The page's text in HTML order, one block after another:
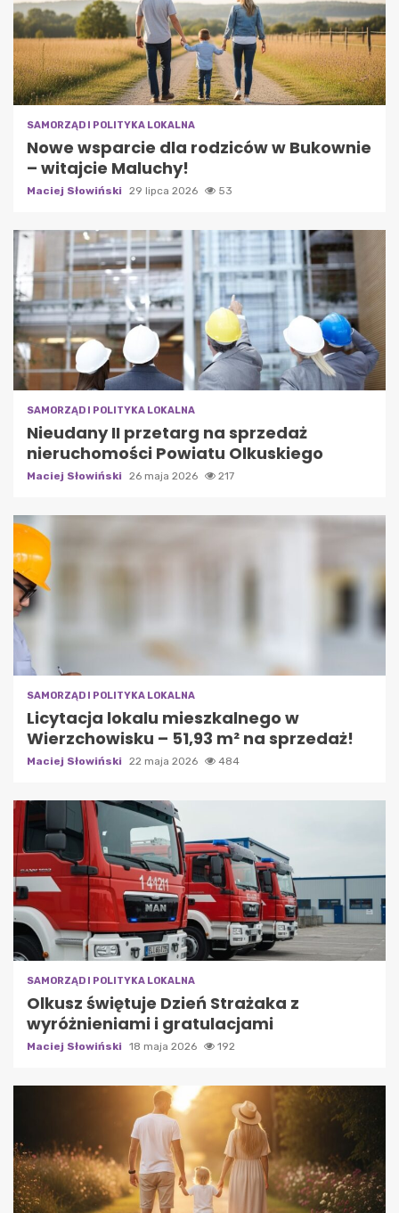
SAMORZĄD I POLITYKA LOKALNA
Nowe wsparcie dla rodziców w Bukownie
– witajcie Maluchy!
Maciej Słowiński 29 lipca 2026 53
SAMORZĄD I POLITYKA LOKALNA
Nieudany II przetarg na sprzedaż
nieruchomości Powiatu Olkuskiego
Maciej Słowiński 26 maja 2026 217
SAMORZĄD I POLITYKA LOKALNA
Licytacja lokalu mieszkalnego w
Wierzchowisku – 51,93 m² na sprzedaż!
Maciej Słowiński 22 maja 2026 484
SAMORZĄD I POLITYKA LOKALNA
Olkusz świętuje Dzień Strażaka z
wyróżnieniami i gratulacjami
Maciej Słowiński 18 maja 2026 192